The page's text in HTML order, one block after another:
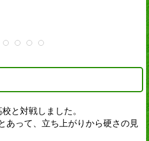
と対戦しました。
あって、立ち上がりから硬さの見